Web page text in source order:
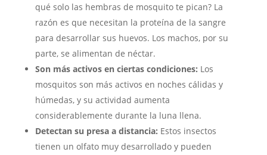
qué solo las hembras de mosquito te pican? La
razón es que necesitan la proteína de la sangre
para desarrollar sus huevos. Los machos, por su
parte, se alimentan de néctar.
Son más activos en ciertas condiciones: Los
mosquitos son más activos en noches cálidas y
húmedas, y su actividad aumenta
considerablemente durante la luna llena.
Detectan su presa a distancia: Estos insectos
tienen un olfato muy desarrollado y pueden